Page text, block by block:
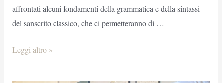
affrontati alcuni fondamenti della grammatica e della sintassi
del sanscrito classico, che ci permetteranno di …
Sanscrito
Leggi altro »